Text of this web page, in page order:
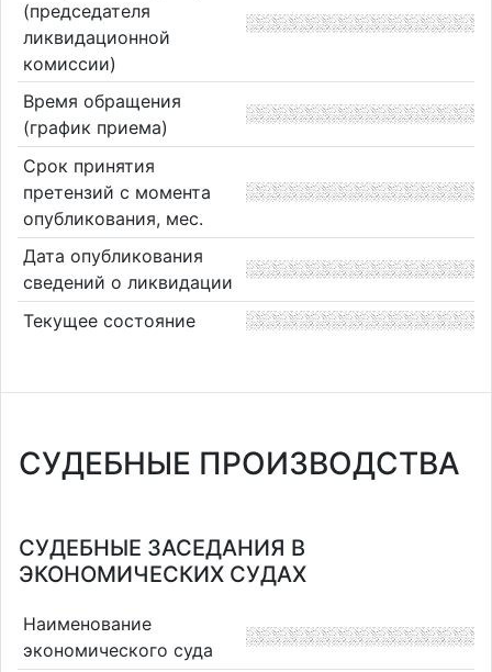
(председателя
ликвидационной
комиссии)
Время обращения
(график приема)
Срок принятия
претензий с момента
опубликования, мес.
Дата опубликования
сведений о ликвидации
Текущее состояние
СУДЕБНЫЕ ПРОИЗВОДСТВА
СУДЕБНЫЕ ЗАСЕДАНИЯ В
ЭКОНОМИЧЕСКИХ СУДАХ
Наименование
экономического суда